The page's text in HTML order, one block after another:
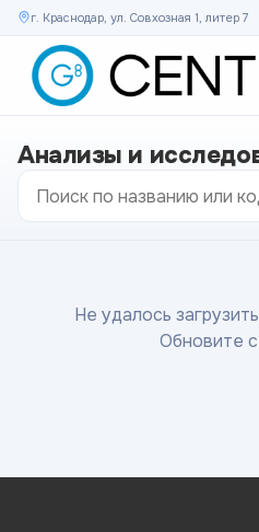
г. Краснодар, ул. Совхозная 1, литер 7
Анализы и
Не удалось
Обновите